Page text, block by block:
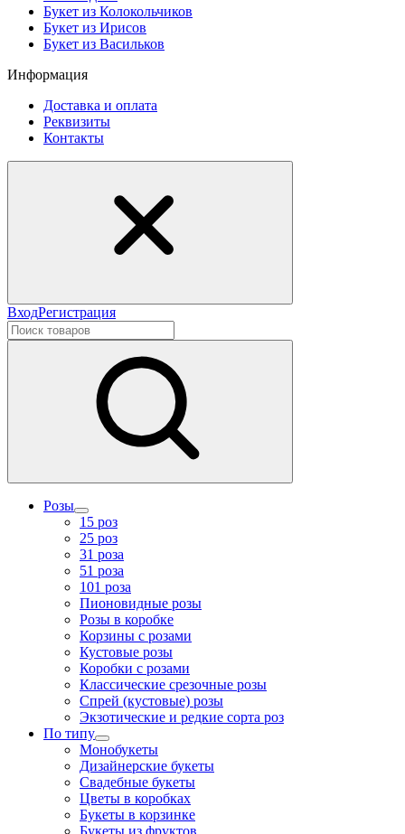
Букет из Колокольчиков
Букет из Ирисов
Букет из Васильков
Информация
Доставка и оплата
Реквизиты
Контакты
ВходРегистрация
Розы
15 роз
25 роз
31 роза
51 роза
101 роза
Пионовидные розы
Розы в коробке
Корзины с розами
Кустовые розы
Коробки с розами
Классические срезочные розы
Спрей (кустовые) розы
Экзотические и редкие сорта роз
По типу
Монобукеты
Дизайнерские букеты
Свадебные букеты
Цветы в коробках
Букеты в корзинке
Букеты из фруктов